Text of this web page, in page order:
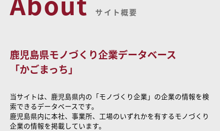
サイト概要
鹿児島県モノづくり企業データベース
「かごまっち」
当サイトは、鹿児島県内の「モノづくり企業」の企業の情報を検
索できるデータベースです。
鹿児島県内に本社、事業所、工場のいずれかを有するモノづくり
企業の情報を掲載しています。